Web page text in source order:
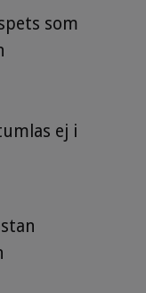
som
ej i